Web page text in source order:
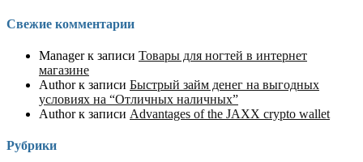
Свежие комментарии
Managerк записи Товары для ногтей в интернет
магазине
Authorк записи Быстрый займ денег на выгодных
условиях на “Отличных наличных”
Authorк записи Advantages of the JAXX crypto wallet
Рубрики